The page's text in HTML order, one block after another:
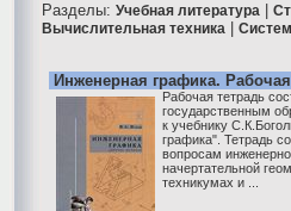
Разделы: Учебная литература
Вычислительная техника
Инженерная графика.
Рабочая тетрадь
государственным
к учебнику
графика". Тетрадь
вопросам
начертательной
техникумах и ...